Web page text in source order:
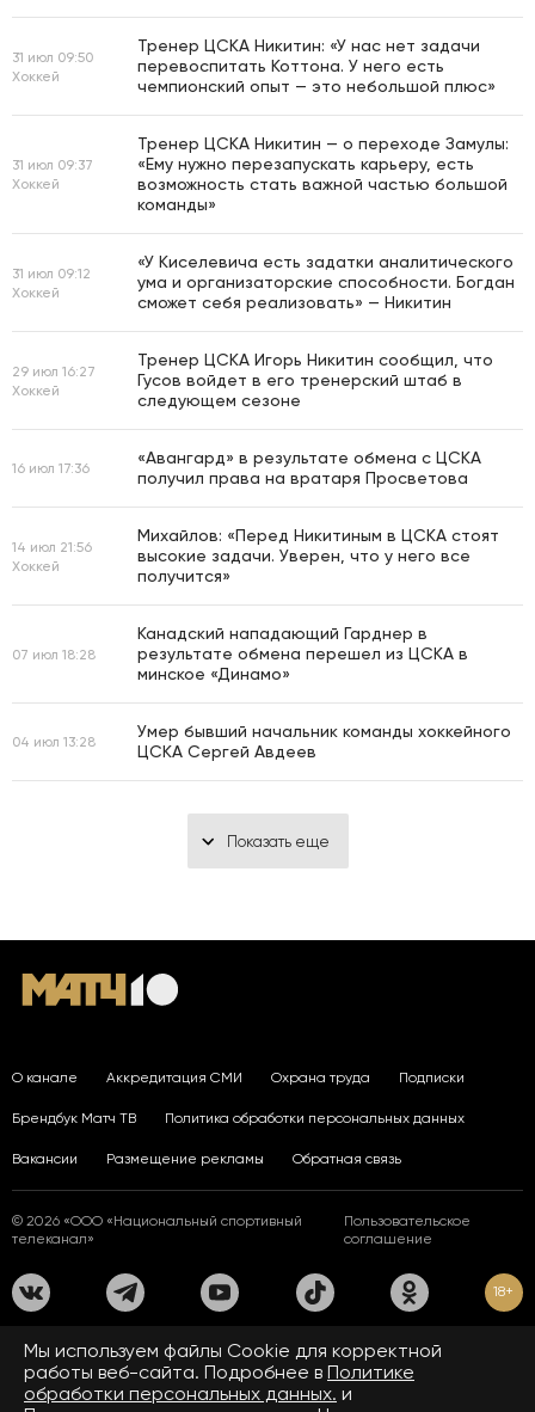
31 июл 09:50
Хоккей
Тренер ЦСКА Никитин: «У нас нет задачи
перевоспитать Коттона. У него есть
чемпионский опыт — это небольшой плюс»
31 июл 09:37
Хоккей
Тренер ЦСКА Никитин — о переходе Замулы:
«Ему нужно перезапускать карьеру, есть
возможность стать важной частью большой
команды»
31 июл 09:12
Хоккей
«У Киселевича есть задатки аналитического
ума и организаторские способности. Богдан
сможет себя реализовать» — Никитин
29 июл 16:27
Хоккей
Тренер ЦСКА Игорь Никитин сообщил, что
Гусов войдет в его тренерский штаб в
следующем сезоне
16 июл 17:36
«Авангард» в результате обмена с ЦСКА
получил права на вратаря Просветова
14 июл 21:56
Хоккей
Михайлов: «Перед Никитиным в ЦСКА стоят
высокие задачи. Уверен, что у него все
получится»
07 июл 18:28
Канадский нападающий Гарднер в
результате обмена перешел из ЦСКА в
минское «Динамо»
04 июл 13:28
Умер бывший начальник команды хоккейного
ЦСКА Сергей Авдеев
Показать еще
О канале Аккредитация СМИ Охрана труда Подписки
Брендбук Матч ТВ Политика обработки персональных данных
Вакансии Размещение рекламы Обратная связь
© 2026 «ООО «Национальный спортивный
телеканал»
Пользовательское
соглашение
18+
На сайте применяются рекомендательные технологии. Подробнее
Правилах применения рекомендательных технологий.
Средство массовой информации сетевое издание «www.matchtv.ru»
зарегистрировано Федеральной службой по надзору в сфере связи,
Мы используем файлы Сookie для корректной
работы веб-сайта. Подробнее в Политике
обработки персональных данных. и